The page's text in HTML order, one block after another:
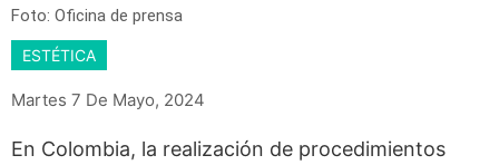
Foto: Oficina de prensa
ESTÉTICA
Martes 7 De Mayo, 2024
En Colombia, la realización de procedimientos